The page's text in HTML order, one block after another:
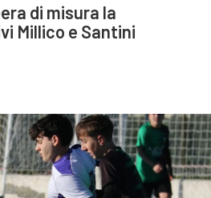
di misura la
Millico e Santini